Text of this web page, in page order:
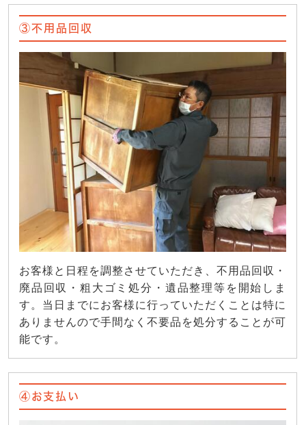
③不用品回収
お客様と日程を調整させていただき、不用品回収・
廃品回収・粗大ゴミ処分・遺品整理等を開始しま
す。当日までにお客様に行っていただくことは特に
ありませんので手間なく不要品を処分することが可
能です。
④お支払い